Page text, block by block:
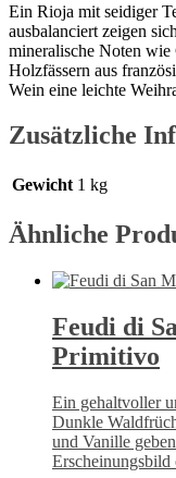
Ein Rioja mit seidiger
ausbalanciert zeigen
mineralische Noten
Holzfässern aus
Wein eine leichte
Zusätzliche
Gewicht 1 kg
Ähnliche
Feudi di
Primitivo
Ein gehaltvoller
Dunkle
und Vanille